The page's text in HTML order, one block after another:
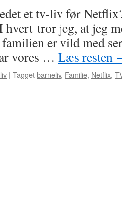
et tv-liv før
hvert tror jeg, at jeg
familien er vild med
vores … Læs resten
| Taggetbarneliv, Familie, Netflix,